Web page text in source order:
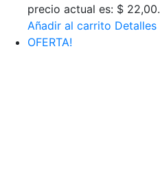
precio actual es: $ 22,00.
Añadir al carrito Detalles
OFERTA!